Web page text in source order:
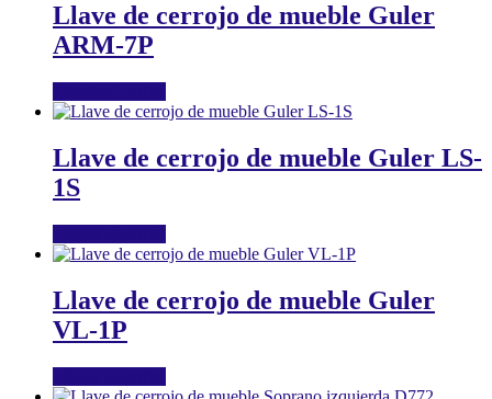
Llave de cerrojo de mueble Guler
ARM-7P
Llave de cerrojo de mueble Guler LS-
1S
Llave de cerrojo de mueble Guler
VL-1P